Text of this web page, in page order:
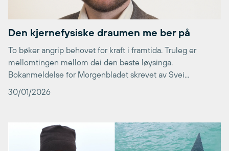
Den kjernefysiske draumen me ber på
To bøker angrip behovet for kraft i framtida. Truleg er
mellomtingen mellom dei den beste løysinga.
Bokanmeldelse for Morgenbladet skrevet av Svei...
30/01/2026